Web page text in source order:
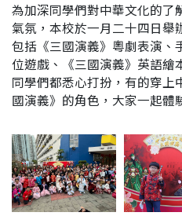
為加深同學們對中華文化的了
氣氛，本校於一月二十四日舉
包括《三國演義》粵劇表演、
位遊戲、《三國演義》英語繪
同學們都悉心打扮，有的穿上
國演義》的角色，大家一起體